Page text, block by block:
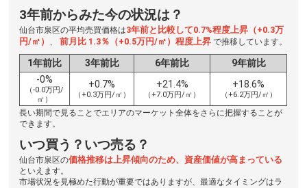
3年前からみた今の状況は？
仙台市泉区の平均売買価格は3年前と比較して0.7%程度上昇（+0.3万
円/㎡） 、前月比 1.3％（+0.5万円/㎡）程度上昇で推移しています。
1年前比 3年前比 6年前比
9年前比
-0%
（-0.0万円/
㎡）
+0.7%
（+0.3万円/㎡）
+21.4%
（+7.0万円/㎡）
+18.6%
（+6.2万円/㎡）
長い期間で見ることでエリアのマーケット全体をさらに把握することが
できます。
いつ買う？いつ売る？
仙台市泉区の価格推移は上昇傾向のため、資産価値が高まっている
といえます。
市場状況を見極めた行動が重要ではありますが、最適なタイミングはラ